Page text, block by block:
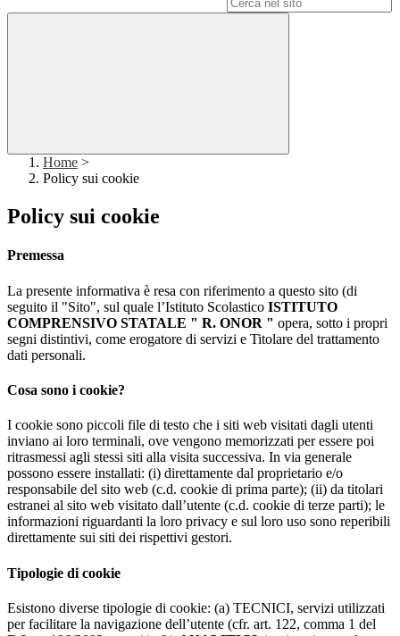
Home >
Policy sui cookie
Policy sui cookie
Premessa
La presente informativa è resa con riferimento a questo sito (di
seguito il "Sito", sul quale l’Istituto Scolastico ISTITUTO
COMPRENSIVO STATALE " R. ONOR " opera, sotto i propri
segni distintivi, come erogatore di servizi e Titolare del trattamento
dati personali.
Cosa sono i cookie?
I cookie sono piccoli file di testo che i siti web visitati dagli utenti
inviano ai loro terminali, ove vengono memorizzati per essere poi
ritrasmessi agli stessi siti alla visita successiva. In via generale
possono essere installati: (i) direttamente dal proprietario e/o
responsabile del sito web (c.d. cookie di prima parte); (ii) da titolari
estranei al sito web visitato dall’utente (c.d. cookie di terze parti); le
informazioni riguardanti la loro privacy e sul loro uso sono reperibili
direttamente sui siti dei rispettivi gestori.
Tipologie di cookie
Esistono diverse tipologie di cookie: (a) TECNICI, servizi utilizzati
per facilitare la navigazione dell’utente (cfr. art. 122, comma 1 del